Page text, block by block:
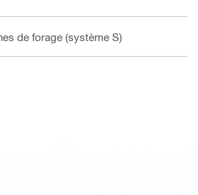
de forage (système S)